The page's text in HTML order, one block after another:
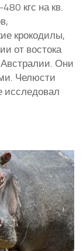
кгс на кв.
крокодилы,
от востока
Они
Челюсти
исследовал